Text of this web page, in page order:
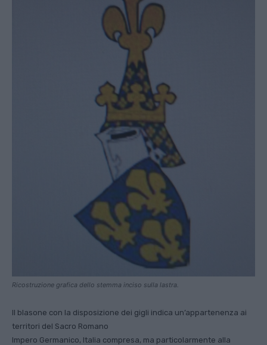
Ricostruzione grafica dello stemma inciso sulla lastra.
Il blasone con la disposizione dei gigli indica un’appartenenza ai
territori del Sacro Romano
Impero Germanico, Italia compresa, ma particolarmente alla